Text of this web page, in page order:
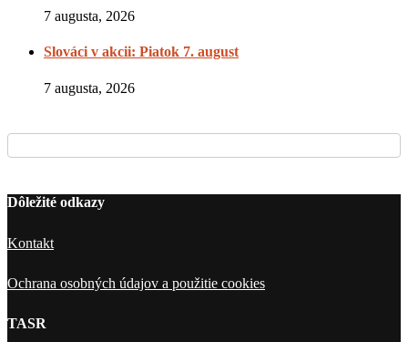
7 augusta, 2026
Slováci v akcii: Piatok 7. august
7 augusta, 2026
Dôležité odkazy
Kontakt
Ochrana osobných údajov a použitie cookies
TASR